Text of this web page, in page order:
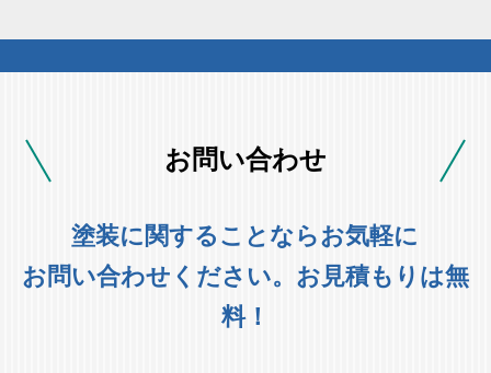
お問い合わせ
塗装に関することならお気軽に
お問い合わせください。お見積もりは無
料！